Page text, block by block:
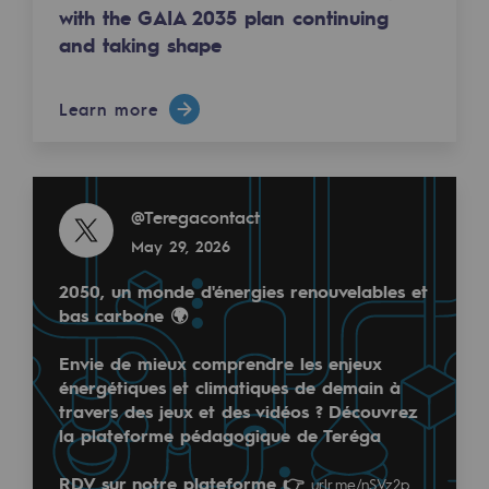
Tomorrow's energies
Our vision
Renewable gases and sustainable gases
Methanation
CO2 capture
Sustainable uses
CH4, H2 and CO2 consultation
Educational space
Educational space
Nous mettons en oeuvre des actions qui
Read more
April 28, 2026
À l'occasion de la #JournéeMondialeSécurité
🔹 Présence terrain accrue des managers et
🔹 Responsabilisation de tous les acteurs
🔹 Tolérance Zéro sur les écarts (Culture Juste)
Notre ambition ? Zéro Accident, Zéro Accrochage,
Santé et sécurité au travail, un engagement
with the GAIA 2035 plan continuing
and taking shape
Learn more
@Teregacontact
May 29, 2026
2050, un monde d'énergies renouvelables et
bas carbone 🌍
Envie de mieux comprendre les enjeux
énergétiques et climatiques de demain à
travers des jeux et des vidéos ? Découvrez
la plateforme pédagogique de Teréga
RDV sur notre plateforme 👉 urlr.me/nSVz2p